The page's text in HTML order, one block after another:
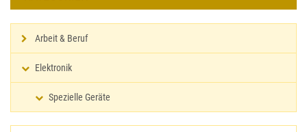
Arbeit & Beruf
Elektronik
Spezielle Geräte